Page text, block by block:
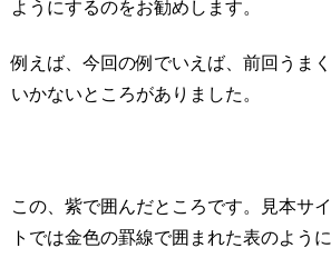
ようにするのをお勧めします。
例えば、今回の例でいえば、前回うまく
いかないところがありました。
この、紫で囲んだところです。見本サイ
トでは金色の罫線で囲まれた表のように